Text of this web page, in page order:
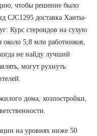
чтобы решение было
CJC1295 доставка Ханты-
Курс стероидов на сухую
5,8 млн работников,
не найду лучший
могут рухнуть
дома, хозпостройки,
на уровнях ниже 50